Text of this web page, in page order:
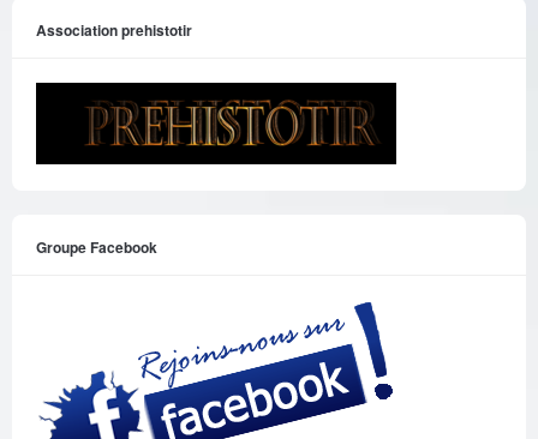
Association prehistotir
Groupe Facebook